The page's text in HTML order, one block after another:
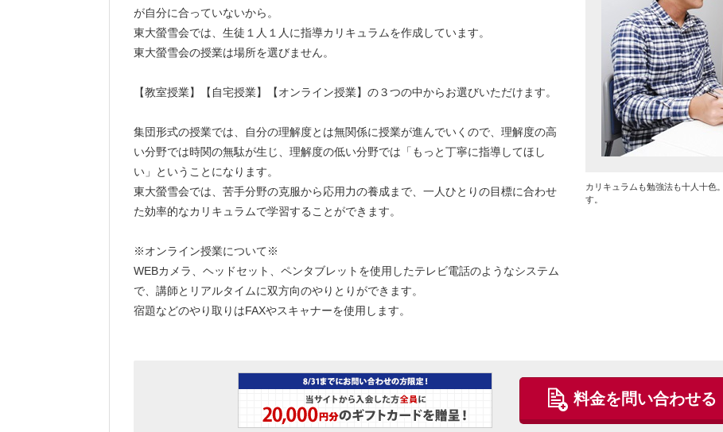
が自分に合っていないから。
東大螢雪会では、生徒１人１人に指導カリキュラムを作成しています。
東大螢雪会の授業は場所を選びません。
【教室授業】【自宅授業】【オンライン授業】の３つの中からお選びいただけます。
集団形式の授業では、自分の理解度とは無関係に授業が進んでいくので、理解度の高
い分野では時関の無駄が生じ、理解度の低い分野では「もっと丁寧に指導してほし
い」ということになります。
東大螢雪会では、苦手分野の克服から応用力の養成まで、一人ひとりの目標に合わせ
た効率的なカリキュラムで学習することができます。
※オンライン授業について※
WEBカメラ、ヘッドセット、ペンタブレットを使用したテレビ電話のようなシステム
で、講師とリアルタイムに双方向のやりとりができます。
宿題などのやり取りはFAXやスキャナーを使用します。
カリキュラムも勉強法も十人十色
す。
料金を問い合わせる